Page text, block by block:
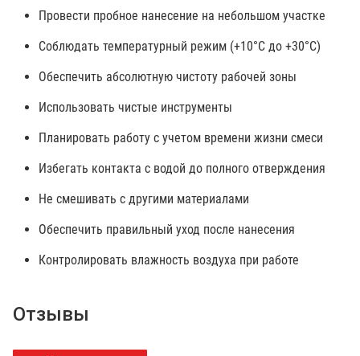
Провести пробное нанесение на небольшом участке
Соблюдать температурный режим (+10°C до +30°C)
Обеспечить абсолютную чистоту рабочей зоны
Использовать чистые инструменты
Планировать работу с учетом времени жизни смеси
Избегать контакта с водой до полного отверждения
Не смешивать с другими материалами
Обеспечить правильный уход после нанесения
Контролировать влажность воздуха при работе
Отзывы